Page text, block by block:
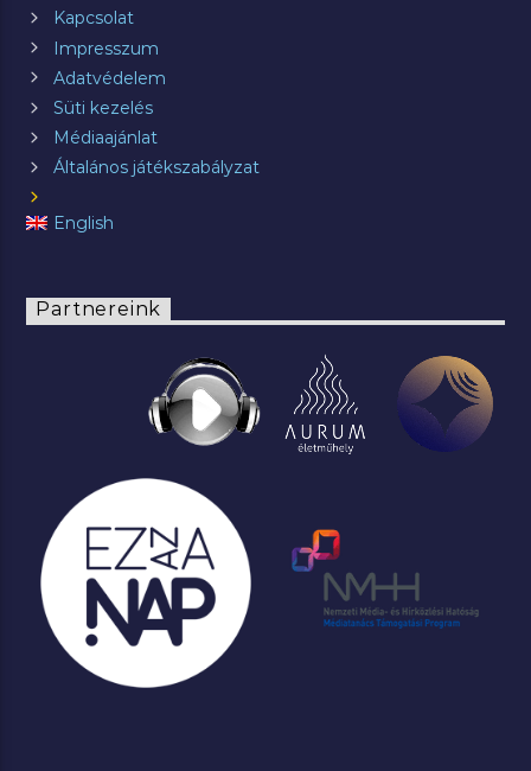
Kapcsolat
Impresszum
Adatvédelem
Süti kezelés
Médiaajánlat
Általános játékszabályzat
English
Partnereink